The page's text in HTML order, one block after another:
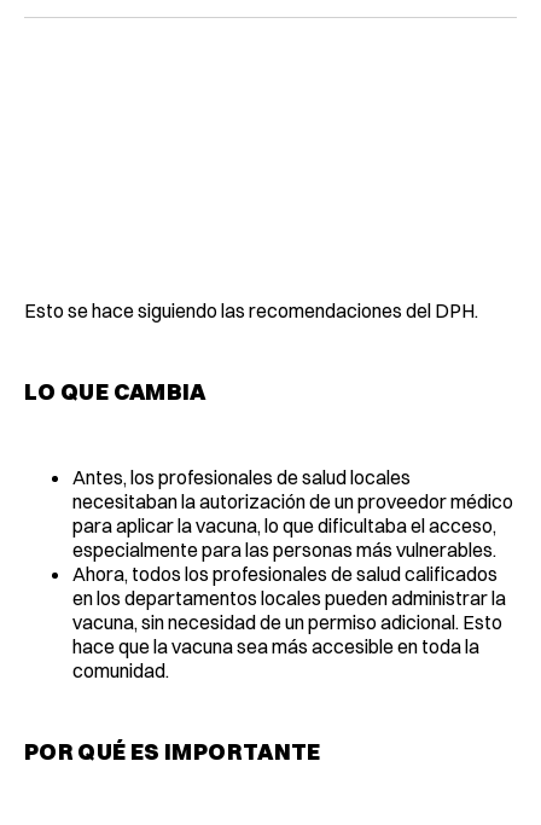
Esto se hace siguiendo las recomendaciones del DPH.
LO QUE CAMBIA
Antes, los profesionales de salud locales
necesitaban la autorización de un proveedor médico
para aplicar la vacuna, lo que dificultaba el acceso,
especialmente para las personas más vulnerables.
Ahora, todos los profesionales de salud calificados
en los departamentos locales pueden administrar la
vacuna, sin necesidad de un permiso adicional. Esto
hace que la vacuna sea más accesible en toda la
comunidad.
POR QUÉ ES IMPORTANTE